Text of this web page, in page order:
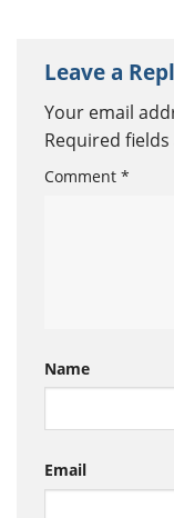
Leave a
Your email
Required
Comment *
Name
Email